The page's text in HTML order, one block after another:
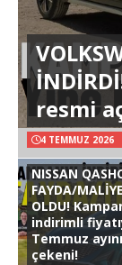
resmi
4 TEMMUZ 2026
NISSAN
FAYDA/
OLDU!
indirimli
Temmuz
çekeni!